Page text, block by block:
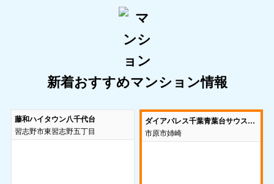
新着おすすめマンション情報
藤和ハイタウン八千代台
習志野市東習志野五丁目
ダイアパレス千葉青葉台サウスアベニュー
市原市姉崎